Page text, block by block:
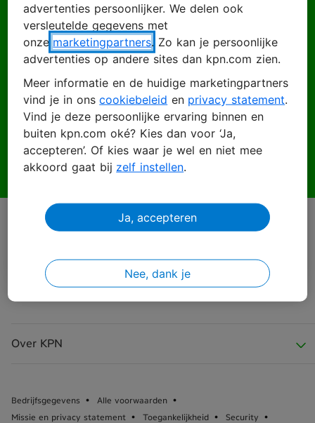
Inloggen
E-mailadres
Wachtwoord
Inloggen
Wachtwoord vergeten?
Over KPN
Bedrijfsgegevens
Alle voorwaarden
Missie en privacy statement
Toegankelijkheid Security
advertenties persoonlijker. We delen ook
versleutelde gegevens met
onze marketingpartners. Zo kan je persoonlijke
advertenties op andere sites dan kpn.com zien.
Meer informatie en de huidige marketingpartners
vind je in ons cookiebeleid en privacy statement.
Vind je deze persoonlijke ervaring binnen en
buiten kpn.com oké? Kies dan voor ‘Ja,
accepteren’. Of kies waar je wel en niet mee
akkoord gaat bij zelf instellen.
Ja, accepteren
Nee, dank je